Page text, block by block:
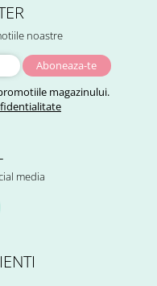
noastre
magazinului.
media